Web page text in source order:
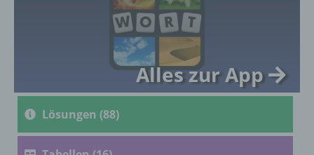
Alles zur App
Lösungen (88)
genetischen, psychischen, wirtschaftlichen,
kulturellen oder sozialen Identität dieser
natürlichen Person sind, identifiziert werden
b) betroffene Person